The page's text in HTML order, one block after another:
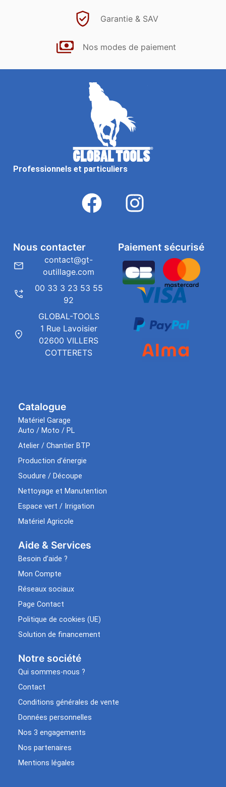
Garantie & SAV
Nos modes de paiement
Professionnels et particuliers
Catalogue
Matériel Garage
Auto / Moto / PL
Atelier / Chantier BTP
Production d’énergie
Soudure / Découpe
Nettoyage et Manutention
Espace vert / Irrigation
Matériel Agricole
Aide & Services​
Besoin d’aide ?
Mon Compte
Réseaux sociaux
Page Contact
Politique de cookies (UE)
Solution de financement
Notre société
Qui sommes-nous ?
Contact
Conditions générales de vente
Données personnelles
Nos 3 engagements
Nos partenaires
Mentions légales
Paiement sécurisé
Nous contacter
contact@gt-
outillage.com
00 33 3 23 53 55
92
GLOBAL-TOOLS
1 Rue Lavoisier
02600 VILLERS
COTTERETS